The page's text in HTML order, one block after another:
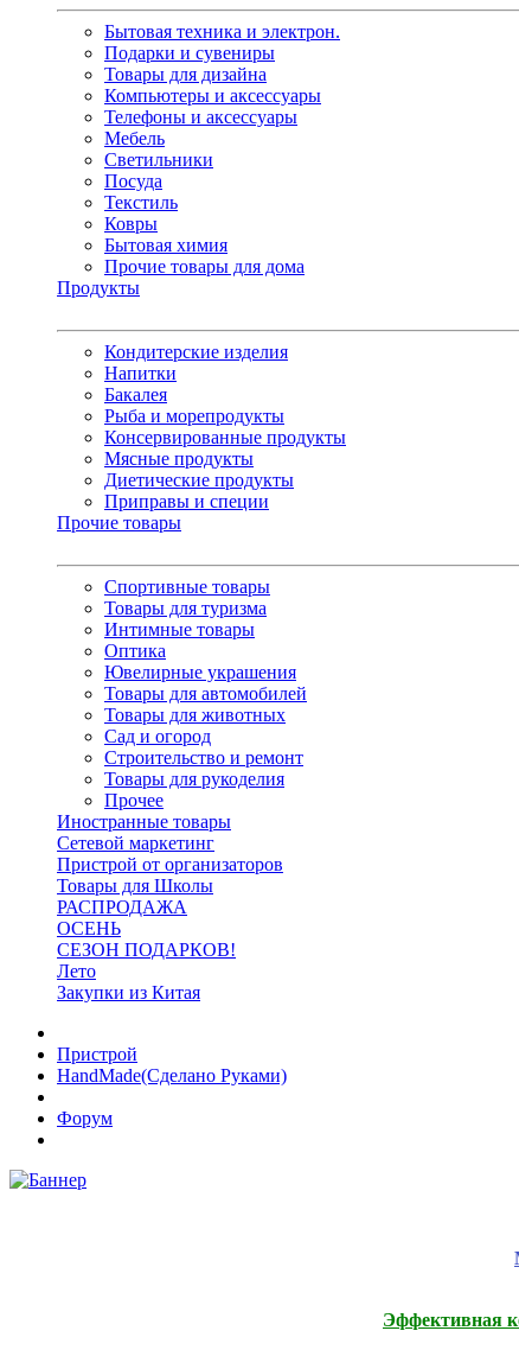
Бытовая техника и электрон.
Подарки и сувениры
Товары для дизайна
Компьютеры и аксессуары
Телефоны и аксессуары
Мебель
Светильники
Посуда
Текстиль
Ковры
Бытовая химия
Прочие товары для дома
Продукты
Кондитерские изделия
Напитки
Бакалея
Рыба и морепродукты
Консервированные продукты
Мясные продукты
Диетические продукты
Приправы и специи
Прочие товары
Спортивные товары
Товары для туризма
Интимные товары
Оптика
Ювелирные украшения
Товары для автомобилей
Товары для животных
Сад и огород
Строительство и ремонт
Товары для рукоделия
Прочее
Иностранные товары
Сетевой маркетинг
Пристрой от организаторов
Товары для Школы
РАСПРОДАЖА
ОСЕНЬ
СЕЗОН ПОДАРКОВ!
Лето
Закупки из Китая
Пристрой
HandMade(Сделано Руками)
Форум
Эффективная